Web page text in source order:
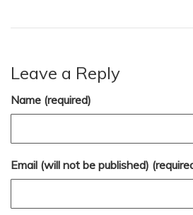
Leave a Reply
Name (required)
Email (will not be published)